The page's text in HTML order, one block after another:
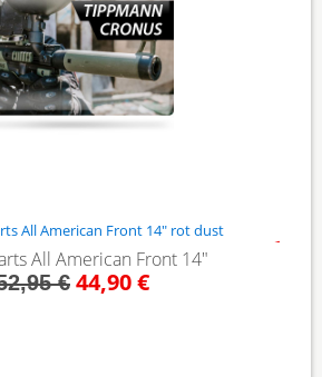
All American Front 14"
€ 44,90 €